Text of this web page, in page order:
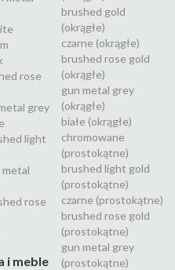
rose
grey
light
metal
rose
i meble
brushed gold
(okrągłe)
czarne (okrągłe)
brushed rose gold
(okrągłe)
gun metal grey
(okrągłe)
białe (okrągłe)
chromowane
(prostokątne)
brushed light gold
(prostokątne)
czarne (prostokątne)
brushed rose gold
(prostokątne)
gun metal grey
(prostokątne)